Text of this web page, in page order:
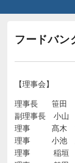
フードバン
【理事会】
理事長 笹田
副理事長 小山
理事 髙木
理事 小池
理事 稲垣 正